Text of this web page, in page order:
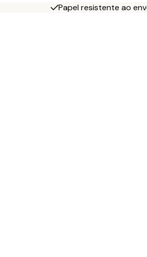
Papel resistente ao